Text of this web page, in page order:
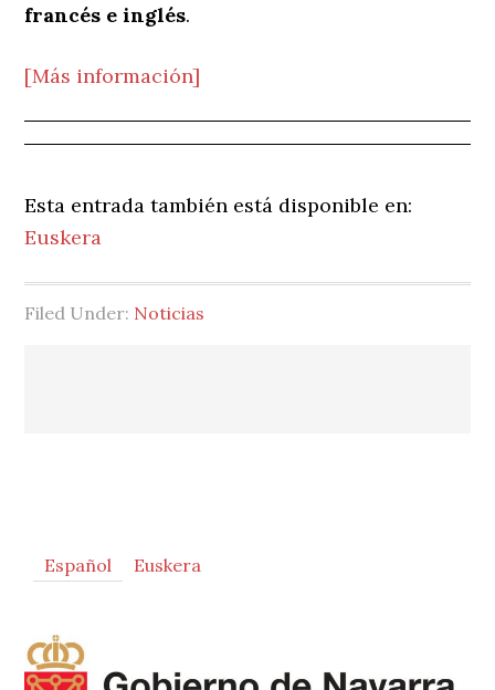
francés e inglés.
[Más información]
Esta entrada también está disponible en:
Euskera
Filed Under: Noticias
Primary
Sidebar
Español Euskera